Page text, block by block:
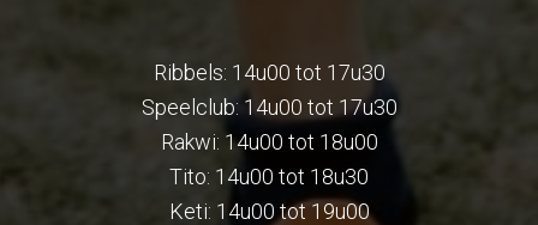
Ribbels: 14u00 tot 17u30
Speelclub: 14u00 tot 17u30
Rakwi: 14u00 tot 18u00
Tito: 14u00 tot 18u30
Keti: 14u00 tot 19u00